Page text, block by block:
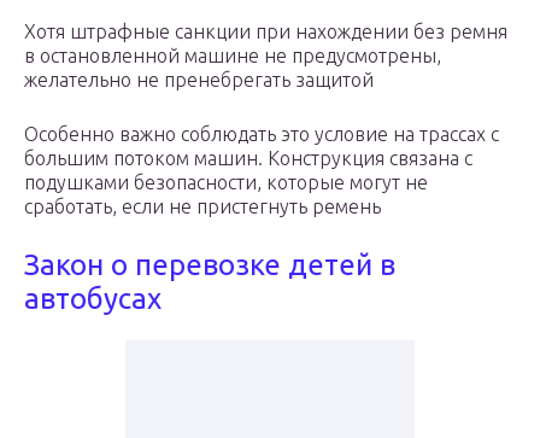
Хотя штрафные санкции при нахождении без ремня
в остановленной машине не предусмотрены,
желательно не пренебрегать защитой
Особенно важно соблюдать это условие на трассах с
большим потоком машин. Конструкция связана с
подушками безопасности, которые могут не
сработать, если не пристегнуть ремень
Закон о перевозке детей в
автобусах